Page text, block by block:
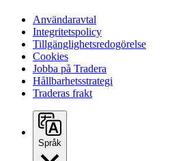
Användaravtal
Integritetspolicy
Tillgänglighetsredogörelse
Cookies
Jobba på Tradera
Hållbarhetsstrategi
Traderas frakt
Språk